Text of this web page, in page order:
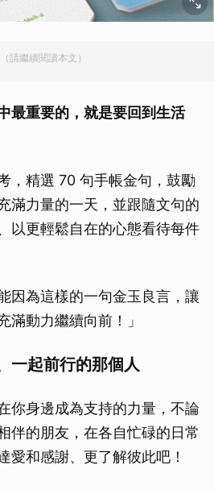
請繼續閱讀本文）
最重要的，就是要回到生活
，精選 70 句手帳金句，鼓勵
滿力量的一天，並跟隨文句的
以更輕鬆自在的心態看待每件
因為這樣的一句金玉良言，讓
滿動力繼續向前！」
一起前行的那個人
你身邊成為支持的力量，不論
伴的朋友，在各自忙碌的日常
愛和感謝、更了解彼此吧！